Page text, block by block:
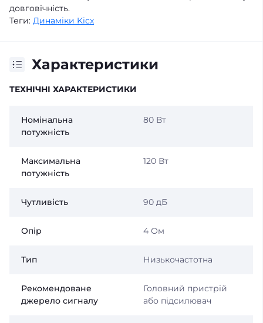
довговічність.
Теги: Динаміки Kicx
Характеристики
ТЕХНІЧНІ ХАРАКТЕРИСТИКИ
Номінальна
потужність
80 Вт
Максимальна
потужність
120 Вт
Чутливість 90 дБ
Опір 4 Ом
Тип Низькочастотна
Рекомендоване
джерело сигналу
Головний пристрій
або підсилювач